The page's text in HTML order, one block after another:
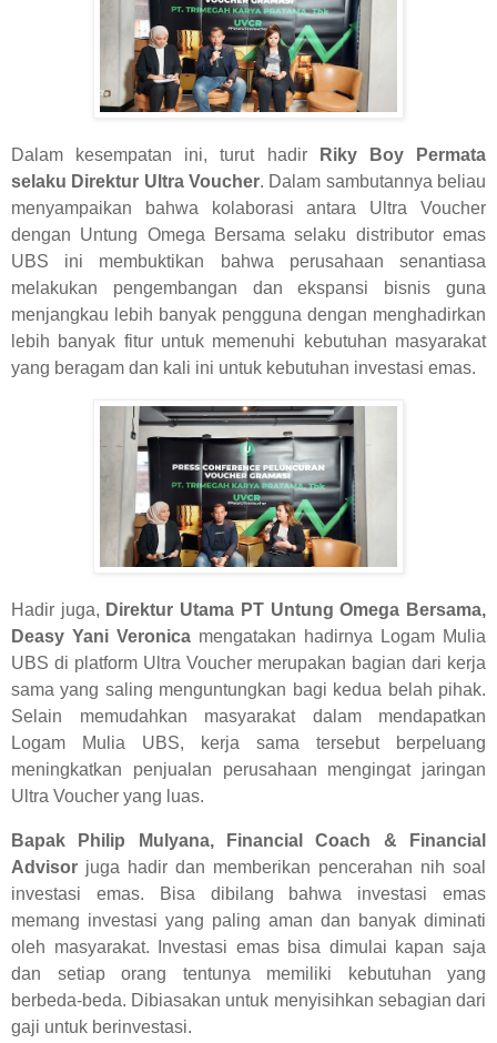
Dalam kesempatan ini, turut hadir
Riky Boy Permata
selaku Direktur Ultra Voucher. Dalam sambutannya beliau
menyampaikan bahwa kolaborasi antara Ultra Voucher
dengan Untung Omega Bersama selaku distributor emas
UBS ini membuktikan bahwa perusahaan senantiasa
melakukan pengembangan dan ekspansi bisnis guna
menjangkau lebih banyak pengguna dengan menghadirkan
lebih banyak fitur untuk memenuhi kebutuhan masyarakat
yang beragam dan kali ini untuk kebutuhan investasi emas.
Hadir juga, Direktur Utama PT Untung Omega Bersama,
Deasy Yani Veronica mengatakan hadirnya Logam Mulia
UBS di platform Ultra Voucher merupakan bagian dari kerja
sama yang saling menguntungkan bagi kedua belah pihak.
Selain memudahkan masyarakat dalam mendapatkan
Logam Mulia UBS, kerja sama tersebut berpeluang
meningkatkan penjualan perusahaan mengingat jaringan
Ultra Voucher yang luas.
Bapak Philip Mulyana, Financial Coach & Financial
Advisor juga hadir dan memberikan pencerahan nih soal
investasi emas. Bisa dibilang bahwa investasi emas
memang investasi yang paling aman dan banyak diminati
oleh masyarakat. Investasi emas bisa dimulai kapan saja
dan setiap orang tentunya memiliki kebutuhan yang
berbeda-beda. Dibiasakan untuk menyisihkan sebagian dari
gaji untuk berinvestasi.